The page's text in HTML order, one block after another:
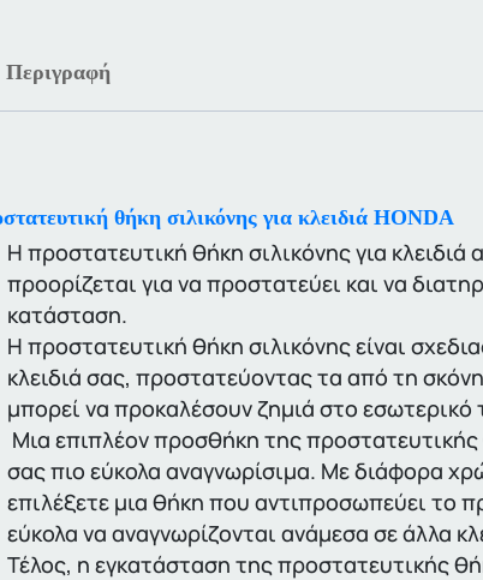
Περιγραφή
θήκη σιλικόνης για κλειδιά HONDA
Η προστατευτική θήκη σιλικόνης για
προορίζεται για να προστατεύει και να
κατάσταση.
Η προστατευτική θήκη σιλικόνης είναι
κλειδιά σας, προστατεύοντας τα από τη
μπορεί να προκαλέσουν ζημιά στο εσωτερικό
Μια επιπλέον προσθήκη της προστατευτικής
σας πιο εύκολα αναγνωρίσιμα. Με διάφορα
επιλέξετε μια θήκη που αντιπροσωπεύει το
εύκολα να αναγνωρίζονται ανάμεσα σε άλλα
Τέλος, η εγκατάσταση της προστατευτικής